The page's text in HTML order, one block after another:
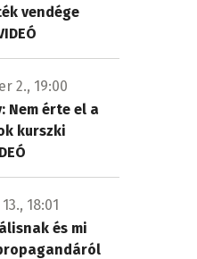
vendége
2., 19:00
Nem érte el a
kurszki
18:01
és mi